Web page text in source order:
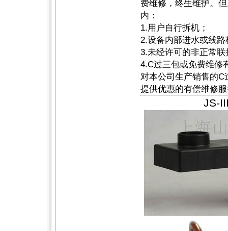
费维修，终生维护。
内：
1.用户自行拆机；
2.设备内部进水或线
3.未经许可的非正常
4.C过三包或免费维修
对本公司生产销售的
提供优惠的有偿维修
JS-